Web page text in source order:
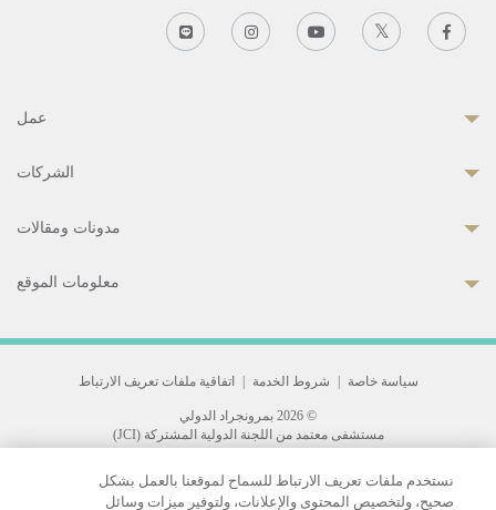
عمل
الشركات
مدونات ومقالات
معلومات الموقع
سياسة خاصة شروط الخدمة اتفاقية ملفات تعريف الارتباط
© 2026 بمرونجراد الدولي
مستشفى معتمد من اللجنة الدولية المشتركة (JCI)
33 Sukhumvit 3, Wattana, Bangkok 10110 Thailand.
All rights reserved.
نستخدم ملفات تعريف الارتباط للسماح لموقعنا بالعمل بشكل
صحيح، ولتخصيص المحتوى والإعلانات، ولتوفير ميزات وسائل